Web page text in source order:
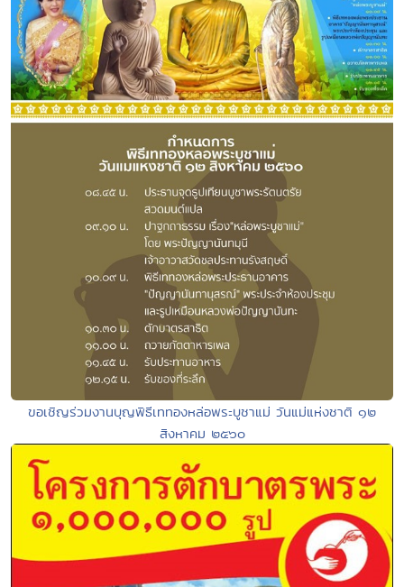
ขอเชิญร่วมงานบุญพิธีเททองหล่อพระบูชาแม่ วันแม่แห่งชาติ ๑๒
สิงหาคม ๒๕๖๐